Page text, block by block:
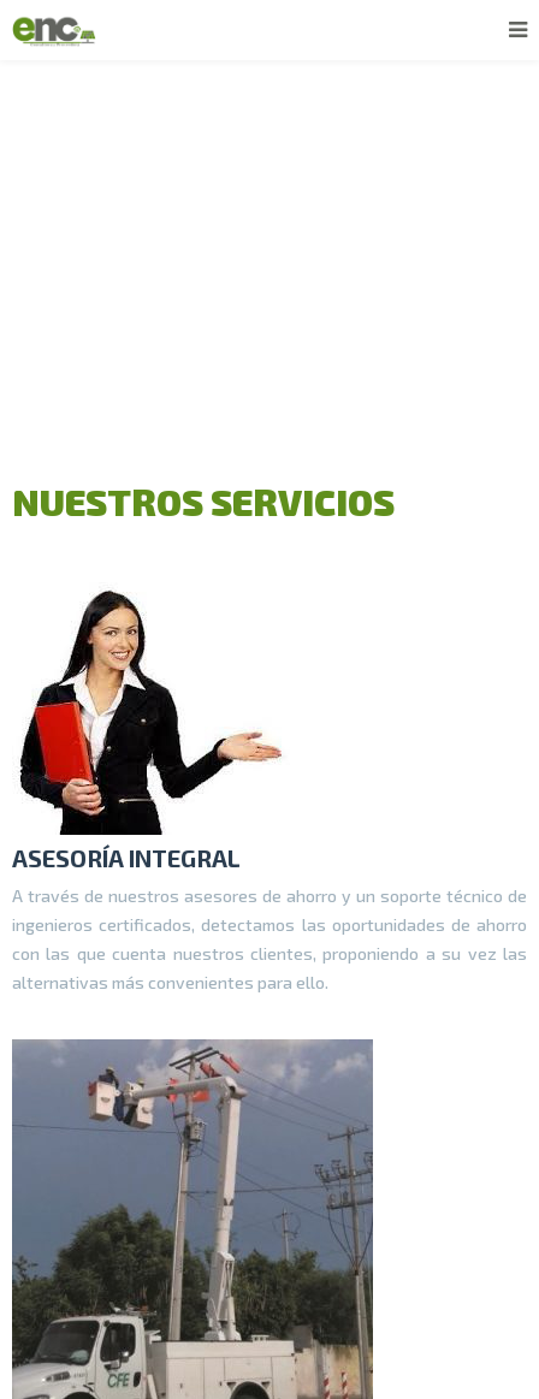
NUESTROS SERVICIOS
ASESORÍA INTEGRAL
A través de nuestros asesores de ahorro y un soporte técnico de
ingenieros certificados, detectamos las oportunidades de ahorro
con las que cuenta nuestros clientes, proponiendo a su vez las
alternativas más convenientes para ello.